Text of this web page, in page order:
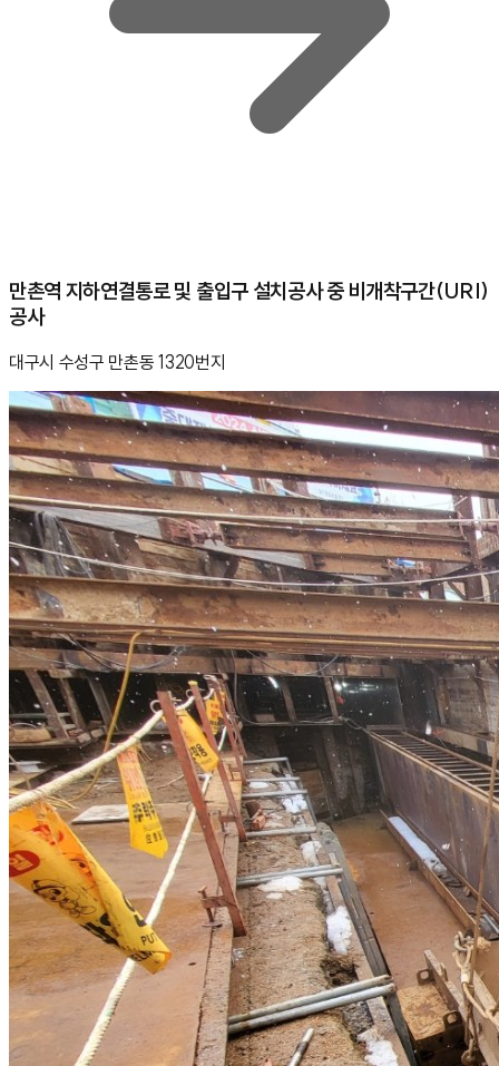
만촌역 지하연결통로 및 출입구 설치공사 중 비개착구간(URI)
공사
대구시 수성구 만촌동 1320번지